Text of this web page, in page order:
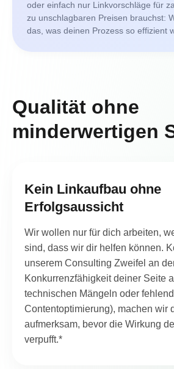
oder einfach nur Linkvorschläge für
zu unschlagbaren Preisen brauchst:
das, was deinen Prozess so effizient
Qualität ohne
minderwertigen
Kein Linkaufbau ohne
Erfolgsaussicht
Wir wollen nur für dich arbeiten,
sind, dass wir dir helfen können.
unserem Consulting Zweifel an
Konkurrenzfähigkeit deiner Seite
technischen Mängeln oder
Contentoptimierung), machen wir
aufmerksam, bevor die Wirkung
verpufft.*